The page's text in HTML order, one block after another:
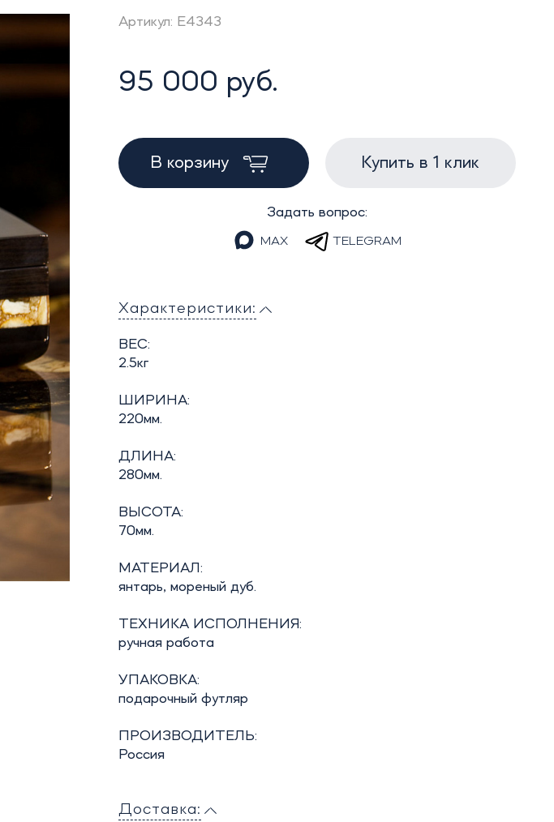
Артикул: E4343
95 000 руб.
В корзину Купить в 1 клик
Задать вопрос:
MAX TELEGRAM
Характеристики:
ВЕС:
2.5кг
ШИРИНА:
220мм.
ДЛИНА:
280мм.
ВЫСОТА:
70мм.
МАТЕРИАЛ:
янтарь, мореный дуб.
ТЕХНИКА ИСПОЛНЕНИЯ:
ручная работа
УПАКОВКА:
подарочный футляр
ПРОИЗВОДИТЕЛЬ:
Россия
Доставка: